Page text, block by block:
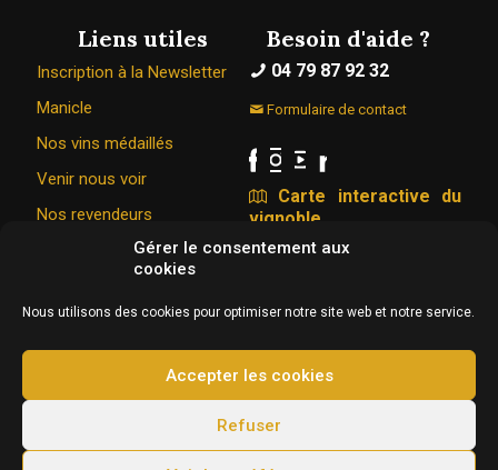
Gérer le consentement aux
cookies
Nous utilisons des cookies pour optimiser notre site web et notre service.
Accepter les cookies
Refuser
Liens utiles
Inscription à la Newsletter
Manicle
Nos vins médaillés
Venir nous voir
Nos revendeurs
Besoin d'aide ?
04 79 87 92 32
Formulaire de contact
Carte interactive du
vignoble
Le Caveau Bugiste © 1967 - 2026
326 Rue de la vigne du bois 01350 VONGNES
Conception & hébergement : Agence Web Adventury
consommer avec modération.